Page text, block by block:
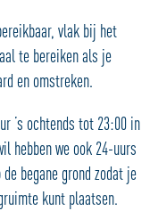
vlak bij het
te bereiken als je
en omstreken.
’s ochtends tot 23:00 in
hebben we ook 24-uurs
begane grond zodat je
kunt plaatsen.